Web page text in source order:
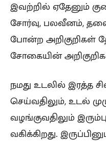
இவற்றில் ஏதேனும்
சோர்வு, பலவீனம்,
போன்ற அறிகுறிகள்
சோகையின்
நமது உடலில் இரத்த
செய்வதிலும், உடல்
வழங்குவதிலும்
வகிக்கிறது.